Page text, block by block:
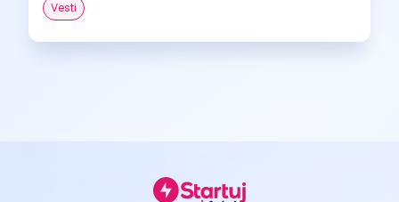
Vesti